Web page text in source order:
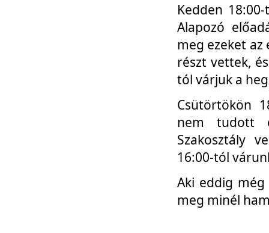
Kedden
Alapozó
meg ezeket
részt vettek,
tól várjuk a
Csütörtökön
nem tudott
Szakosztály
16:00-tól
Aki eddig
meg minél